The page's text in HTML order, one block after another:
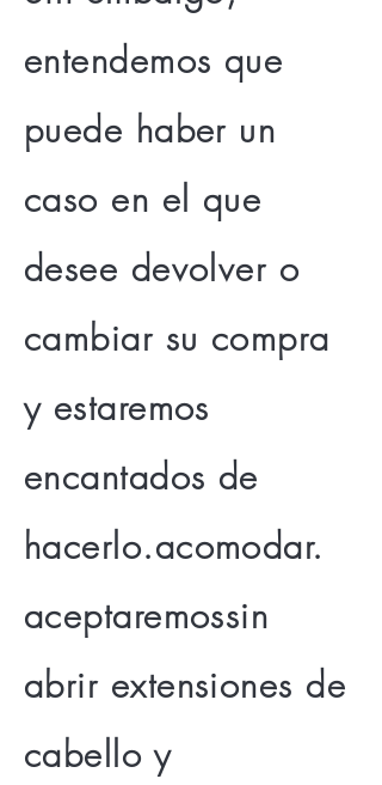
entendemos que
puede haber un
caso en el que
desee devolver o
cambiar su compra
y estaremos
encantados de
hacerlo.acomodar.
aceptaremossin
abrirextensiones de
cabello y